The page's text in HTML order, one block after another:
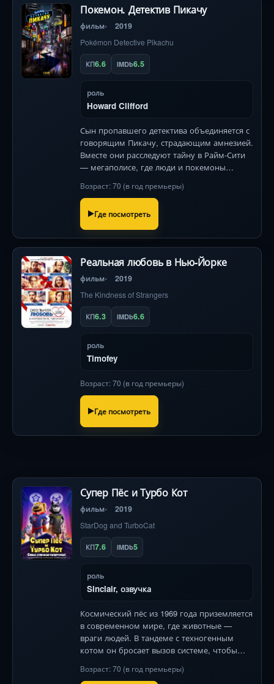
Покемон. Детектив Пикачу
фильм 2019
Pokémon Detective Pikachu
КП6.6 IMDb6.5
роль
Howard Clifford
Сын пропавшего детектива объединяется с
говорящим Пикачу, страдающим амнезией.
Вместе они расследуют тайну в Райм-Сити
— мегаполисе, где люди и покемоны
заговор грозит разрушить хрупкий мир.
Возраст: 70 (в год премьеры)
Где посмотреть
Реальная любовь в Нью-Йорке
фильм 2019
The Kindness of Strangers
КП6.3 IMDb6.6
роль
Timofey
Возраст: 70 (в год премьеры)
Где посмотреть
Супер Пёс и Турбо Кот
фильм 2019
StarDog and TurboCat
КП7.6 IMDb5
роль
Sinclair, озвучка
Космический пёс из 1969 года приземляется
в современном мире, где животные —
враги людей. В тандеме с техногенным
котом он бросает вызов системе, чтобы
Динамика и юмор гарантированы!
Возраст: 70 (в год премьеры)